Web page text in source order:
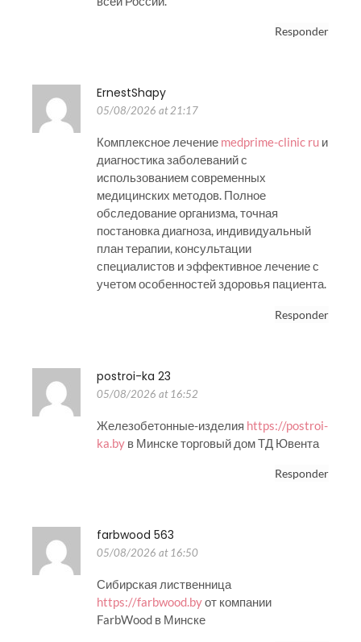
Responder
ErnestShapy
05/08/2026 at 21:17
Комплексное лечение medprime-clinic ru и
диагностика заболеваний с
использованием современных
медицинских методов. Полное
обследование организма, точная
постановка диагноза, индивидуальный
план терапии, консультации
специалистов и эффективное лечение с
учетом особенностей здоровья пациента.
Responder
postroi-ka 23
05/08/2026 at 16:52
Железобетонные-изделия https://postroi-
ka.by в Минске торговый дом ТД Ювента
Responder
farbwood 563
05/08/2026 at 16:50
Сибирская лиственница
https://farbwood.byот компании
FarbWood в Минске